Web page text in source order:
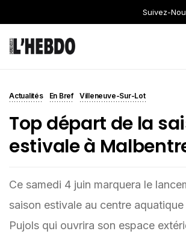
Suivez-
Actualités En Bref Villeneuve-Sur-Lot
Top départ de la
estivale à
Ce samedi 4 juin marquera le
saison estivale au centre
Pujols qui ouvrira son espace